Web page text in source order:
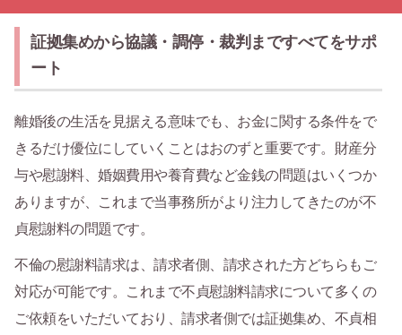
証拠集めから協議・調停・裁判まですべてをサポ
ート
離婚後の生活を見据える意味でも、お金に関する条件をで
きるだけ優位にしていくことはおのずと重要です。財産分
与や慰謝料、婚姻費用や養育費など金銭の問題はいくつか
ありますが、これまで当事務所がより注力してきたのが不
貞慰謝料の問題です。
不倫の慰謝料請求は、請求者側、請求された方どちらもご
対応が可能です。これまで不貞慰謝料請求について多くの
ご依頼をいただいており、請求者側では証拠集め、不貞相